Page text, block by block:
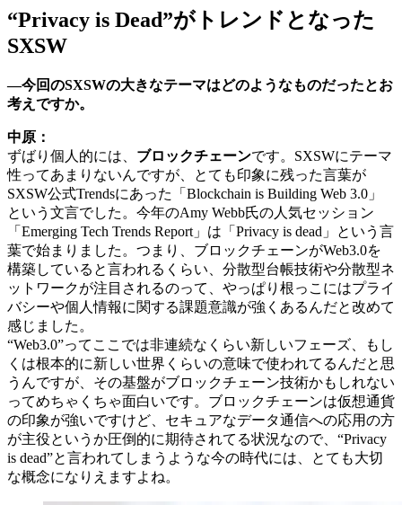
“Privacy is Dead”がトレンドとなった
SXSW
―今回のSXSWの大きなテーマはどのようなものだったとお
考えですか。
中原：
ずばり個人的には、 ブロックチェーンです。SXSWにテーマ
性ってあまりないんですが、とても印象に残った言葉が
SXSW公式Trendsにあった「Blockchain is Building Web 3.0」
という文言でした。今年のAmy Webb氏の人気セッション
「Emerging Tech Trends Report」は「Privacy is dead」という言
葉で始まりました。つまり、ブロックチェーンがWeb3.0を
構築していると言われるくらい、分散型台帳技術や分散型ネ
ットワークが注目されるのって、やっぱり根っこにはプライ
バシーや個人情報に関する課題意識が強くあるんだと改めて
感じました。
“Web3.0”ってここでは非連続なくらい新しいフェーズ、もし
くは根本的に新しい世界くらいの意味で使われてるんだと思
うんですが、その基盤がブロックチェーン技術かもしれない
ってめちゃくちゃ面白いです。ブロックチェーンは仮想通貨
の印象が強いですけど、セキュアなデータ通信への応用の方
が主役というか圧倒的に期待されてる状況なので、“Privacy
is dead”と言われてしまうような今の時代には、とても大切
な概念になりえますよね。